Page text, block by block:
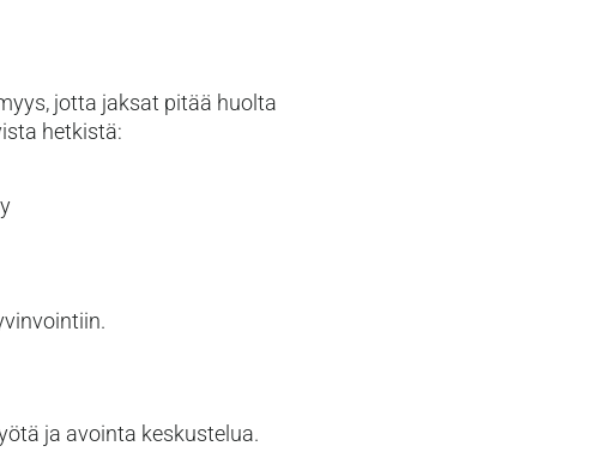
jotta jaksat pitää huolta
hetkistä:
ja avointa keskustelua.